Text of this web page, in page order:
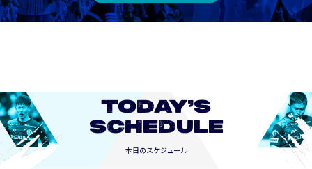
TODAY’S
SCHEDULE
本日のスケジュール